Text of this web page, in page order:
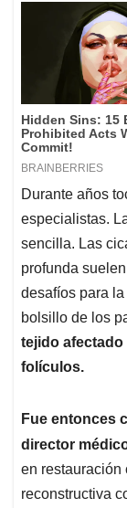
Durante años
especialistas.
sencilla. Las
profunda
desafíos para la
bolsillo de los
tejido
folículos.
Fue entonces
director
en restauración
reconstructiva